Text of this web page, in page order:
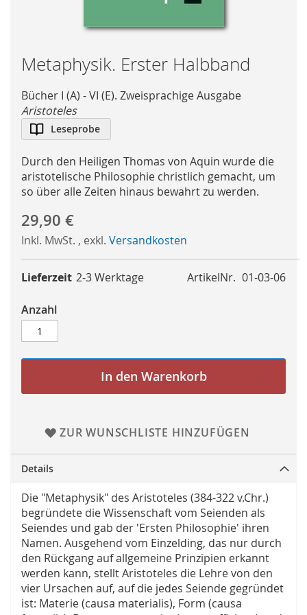
Skip
to
the
beginning
of
the
gallery
Metaphysik. Erster Halbband
Bücher I (A) - VI (E). Zweisprachige Ausgabe
Aristoteles
Leseprobe
Durch den Heiligen Thomas von Aquin wurde die
aristotelische Philosophie christlich gemacht, um
so über alle Zeiten hinaus bewahrt zu werden.
29,90 €
Inkl. MwSt. , exkl. Versandkosten
ArtikelNr. 01-03-06
Lieferzeit 2-3 Werktage
Anzahl
In den Warenkorb
ZUR WUNSCHLISTE HINZUFÜGEN
Details
Die "Metaphysik" des Aristoteles (384-322 v.Chr.)
begründete die Wissenschaft vom Seienden als
Seiendes und gab der 'Ersten Philosophie' ihren
Namen. Ausgehend vom Einzelding, das nur durch
den Rückgang auf allgemeine Prinzipien erkannt
werden kann, stellt Aristoteles die Lehre von den
vier Ursachen auf, auf die jedes Seiende gegründet
ist: Materie (causa materialis), Form (causa